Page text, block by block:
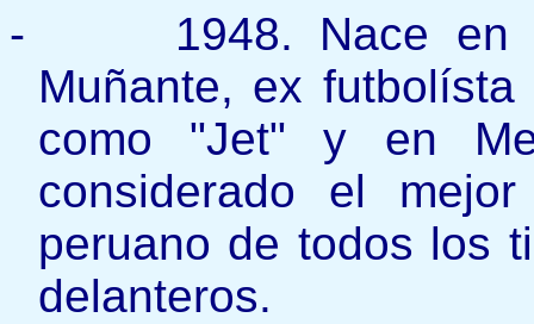
-
1948. Nace
Muñante, ex
como "Jet" y en
considerado el
peruano de todos los
delanteros.